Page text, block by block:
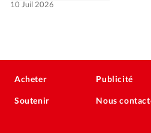
10 Juil 2026
Acheter
Soutenir
Publicité
Nous